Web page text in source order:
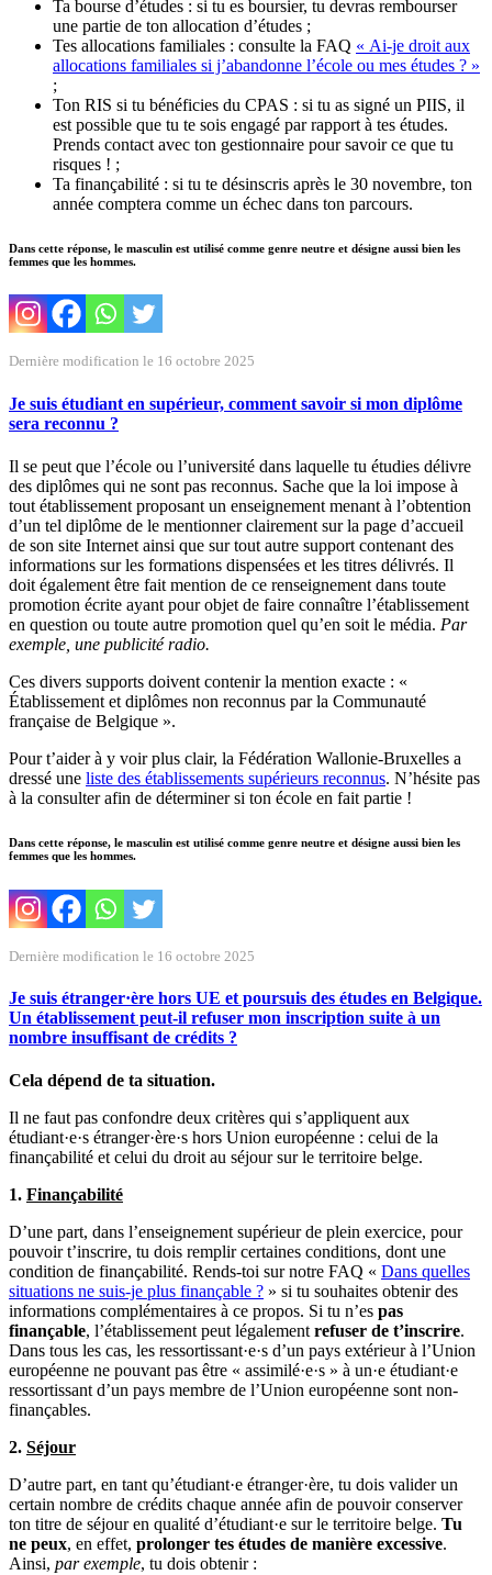
Ta bourse d’études : si tu es boursier, tu devras rembourser
une partie de ton allocation d’études ;
Tes allocations familiales : consulte la FAQ « Ai-je droit aux
allocations familiales si j’abandonne l’école ou mes études ? »
;
Ton RIS si tu bénéficies du CPAS : si tu as signé un PIIS, il
est possible que tu te sois engagé par rapport à tes études.
Prends contact avec ton gestionnaire pour savoir ce que tu
risques ! ;
Ta finançabilité : si tu te désinscris après le 30 novembre, ton
année comptera comme un échec dans ton parcours.
Dans cette réponse, le masculin est utilisé comme genre neutre et désigne aussi bien les
femmes que les hommes.
Dernière modification le 16 octobre 2025
Je suis étudiant en supérieur, comment savoir si mon diplôme
sera reconnu ?
Il se peut que l’école ou l’université dans laquelle tu étudies délivre
des diplômes qui ne sont pas reconnus. Sache que la loi impose à
tout établissement proposant un enseignement menant à l’obtention
d’un tel diplôme de le mentionner clairement sur la page d’accueil
de son site Internet ainsi que sur tout autre support contenant des
informations sur les formations dispensées et les titres délivrés. Il
doit également être fait mention de ce renseignement dans toute
promotion écrite ayant pour objet de faire connaître l’établissement
en question ou toute autre promotion quel qu’en soit le média. Par
exemple, une publicité radio.
Ces divers supports doivent contenir la mention exacte : «
Établissement et diplômes non reconnus par la Communauté
française de Belgique ».
Pour t’aider à y voir plus clair, la Fédération Wallonie-Bruxelles a
dressé une liste des établissements supérieurs reconnus. N’hésite pas
à la consulter afin de déterminer si ton école en fait partie !
Dans cette réponse, le masculin est utilisé comme genre neutre et désigne aussi bien les
femmes que les hommes.
Dernière modification le 16 octobre 2025
Je suis étranger·ère hors UE et poursuis des études en Belgique.
Un établissement peut-il refuser mon inscription suite à un
nombre insuffisant de crédits ?
Cela dépend de ta situation.
Il ne faut pas confondre deux critères qui s’appliquent aux
étudiant·e·s étranger·ère·s hors Union européenne : celui de la
finançabilité et celui du droit au séjour sur le territoire belge.
1. Finançabilité
D’une part, dans l’enseignement supérieur de plein exercice, pour
pouvoir t’inscrire, tu dois remplir certaines conditions, dont une
condition de finançabilité. Rends-toi sur notre FAQ « Dans quelles
situations ne suis-je plus finançable ? » si tu souhaites obtenir des
informations complémentaires à ce propos. Si tu n’es pas
finançable, l’établissement peut légalementrefuser de t’inscrire.
Dans tous les cas, les ressortissant·e·s d’un pays extérieur à l’Union
européenne ne pouvant pas être « assimilé·e·s » à un·e étudiant·e
ressortissant d’un pays membre de l’Union européenne sont non-
finançables.
2. Séjour
D’autre part, en tant qu’étudiant·e étranger·ère, tu dois valider un
certain nombre de crédits chaque année afin de pouvoir conserver
ton titre de séjour en qualité d’étudiant·e sur le territoire belge. Tu
ne peux, en effet, prolonger tes études de manière excessive.
Ainsi, par exemple, tu dois obtenir :